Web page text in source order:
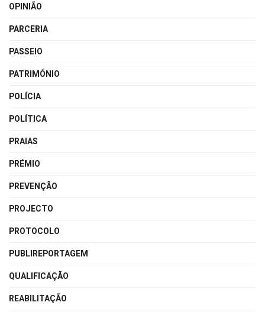
OPINIÃO
PARCERIA
PASSEIO
PATRIMÓNIO
POLÍCIA
POLÍTICA
PRAIAS
PRÉMIO
PREVENÇÃO
PROJECTO
PROTOCOLO
PUBLIREPORTAGEM
QUALIFICAÇÃO
REABILITAÇÃO